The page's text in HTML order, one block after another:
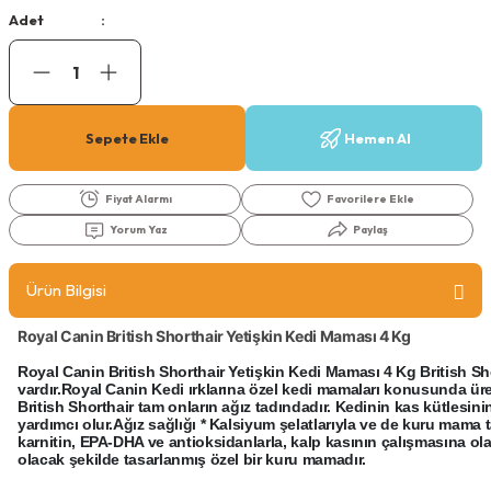
Adet
Sepete Ekle Hemen Al
Fiyat Alarmı
Yorum Yaz Paylaş
Ürün Bilgisi
Royal Canin British Shorthair Yetişkin Kedi Maması 4 Kg
Royal Canin British Shorthair Yetişkin Kedi Maması 4 Kg British
vardır.Royal Canin Kedi ırklarına özel kedi mamaları konusunda
British Shorthair tam onların ağız tadındadır. Kedinin kas
yardımcı olur.Ağız sağlığı * Kalsiyum şelatlarıyla ve de kuru
karnitin, EPA-DHA ve antioksidanlarla, kalp kasının çalışmasına
olacak şekilde tasarlanmış özel bir kuru mamadır.